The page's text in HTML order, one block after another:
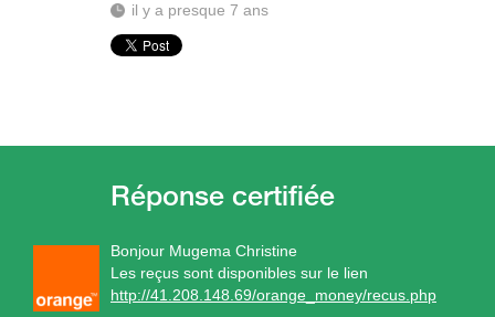
il y a presque 7 ans
Bonjour Mugema Christine
Les reçus sont disponibles sur le lien
http://41.208.148.69/orange_money/recus.php